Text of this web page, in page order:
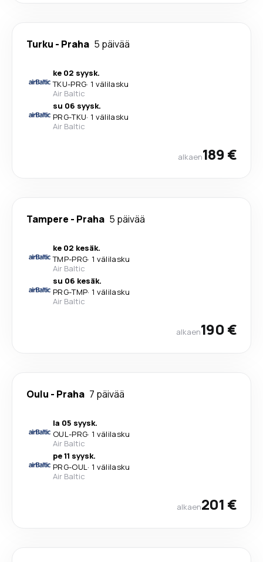
Turku - Praha 5 päivää
ke 02 syysk.
TKU-PRG· 1 välilasku
Air Baltic
su 06 syysk.
PRG-TKU· 1 välilasku
Air Baltic
alkaen189 €
Tampere - Praha 5 päivää
ke 02 kesäk.
TMP-PRG· 1 välilasku
Air Baltic
su 06 kesäk.
PRG-TMP· 1 välilasku
Air Baltic
alkaen190 €
Oulu - Praha 7 päivää
la 05 syysk.
OUL-PRG· 1 välilasku
Air Baltic
pe 11 syysk.
PRG-OUL· 1 välilasku
Air Baltic
alkaen201 €